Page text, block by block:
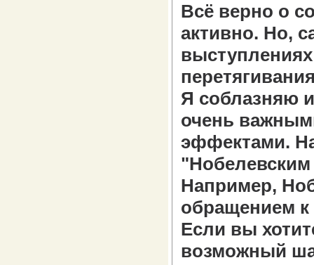
Всё верно о
активно. Но,
Я соблазняю
очень
эффектами.
Например,
обращением
Если вы
возможный